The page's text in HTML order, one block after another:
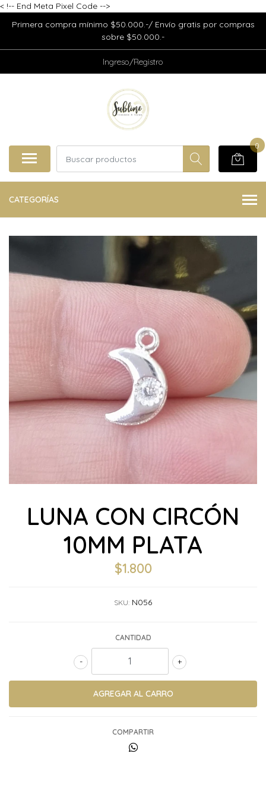
< !-- End Meta Pixel Code -->
Primera compra mínimo $50.000.-/ Envío gratis por compras
sobre $50.000.-
Ingreso/Registro
0
CATEGORÍAS
LUNA CON CIRCÓN
10MM PLATA
$1.800
SKU: N056
CANTIDAD
+
-
COMPARTIR